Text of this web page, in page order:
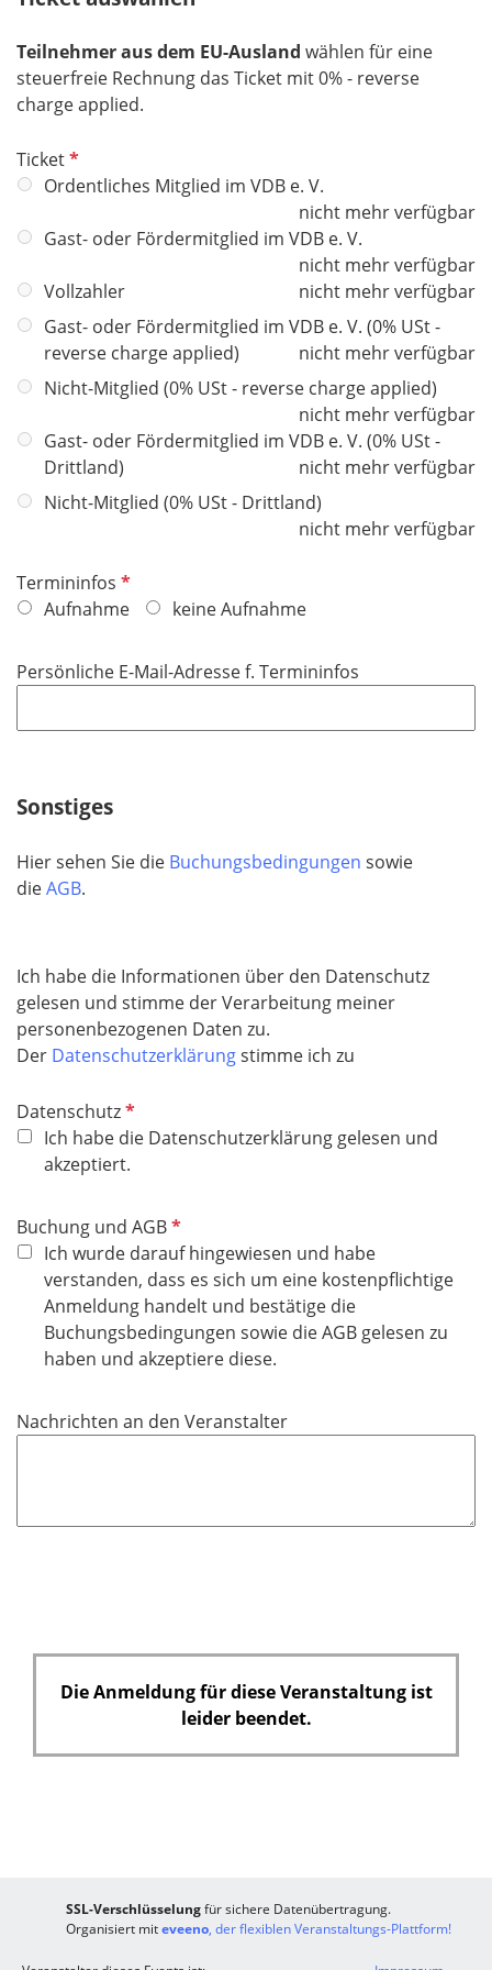
Teilnehmer aus dem EU-Ausland wählen für eine
steuerfreie Rechnung das Ticket mit 0% - reverse
charge applied.
TicketP
f
i
h
t
f
l
Ordentliches Mitglied im VDB e. V.
nicht mehr verfügbar
Gast- oder Fördermitglied im VDB e. V.
nicht mehr verfügbar
Vollzahler
nicht mehr verfügbar
Gast- oder Fördermitglied im VDB e. V. (0% USt -
reverse charge applied)
nicht mehr verfügbar
Nicht-Mitglied (0% USt - reverse charge applied)
nicht mehr verfügbar
Gast- oder Fördermitglied im VDB e. V. (0% USt -
Drittland)
nicht mehr verfügbar
Nicht-Mitglied (0% USt - Drittland)
nicht mehr verfügbar
Termininfos P
f
c
Aufnahme keine Aufnahme
Persönliche E-Mail-Adresse f. Termininfos
Sonstiges
Hier sehen Sie die Buchungsbedingungen sowie
dieAGB.
Ich habe die Informationen über den Datenschutz
gelesen und stimme der Verarbeitung meiner
personenbezogenen Daten zu.
Der Datenschutzerklärungstimme ich zu
DatenschutzP
f
l
c
h
t
f
e
l
d
Ich habe die Datenschutzerklärung gelesen und
akzeptiert.
Buchung und AGBP
f
l
i
c
h
e
Ich wurde darauf hingewiesen und habe
verstanden, dass es sich um eine kostenpflichtige
Anmeldung handelt und bestätige die
Buchungsbedingungen sowie die AGB gelesen zu
haben und akzeptiere diese.
Nachrichten an den Veranstalter
Die Anmeldung für diese Veranstaltung ist
leider beendet.
SSL-Verschlüsselungfür sichere Datenübertragung.
Organisiert miteveeno, der flexiblen Veranstaltungs-Plattform!